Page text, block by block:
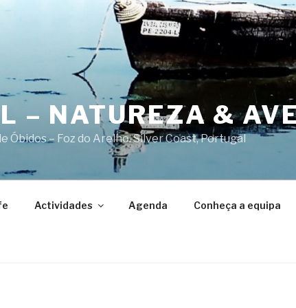
– NATUREZA &
Óbidos – Foz do Arelho. Silver Coast, Portugal
Actividades Agenda Conheça a equipa